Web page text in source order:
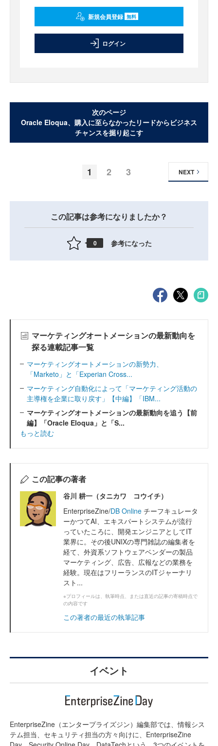
新規会員登録 無料
ログイン
次のページ
Oracle Eloqua、購入に至らなかったリードからビジネス
チャンスを掘り起こす
1 2 3 NEXT
この記事は参考になりましたか？
0 参考になった
マーケティングオートメーションの最新動向を
探る連載記事一覧
マーケティングオートメーションの新勢力、
「Marketo」と「Experian Cross...
マーケティング自動化によって「マーケティング活動の
主導権を企業に取り戻す」【中編】「IBM...
マーケティングオートメーションの最新動向を追う【前
編】「Oracle Eloqua」と「S...
もっと読む
この記事の著者
谷川 耕一（タニカワ コウイチ）
EnterpriseZine/DB Online チーフキュレータ
ーかつてAI、エキスパートシステムが流行
っていたころに、開発エンジニアとしてIT
業界に。その後UNIXの専門雑誌の編集者を
経て、外資系ソフトウェアベンダーの製品
マーケティング、広告、広報などの業務を
経験。現在はフリーランスのITジャーナリ
スト...
※プロフィールは、執筆時点、または直近の記事の寄稿時点で
の内容です
この著者の最近の執筆記事
イベント
EnterpriseZine（エンタープライズジン）編集部では、情報シス
テム担当、セキュリティ担当の方々向けに、EnterpriseZine